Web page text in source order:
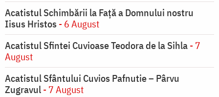
Acatistul Schimbării la Faţă a Domnului nostru
Iisus Hristos - 6 August
Acatistul Sfintei Cuvioase Teodora de la Sihla- 7
August
Acatistul Sfântului Cuvios Pafnutie – Pârvu
Zugravul- 7 August